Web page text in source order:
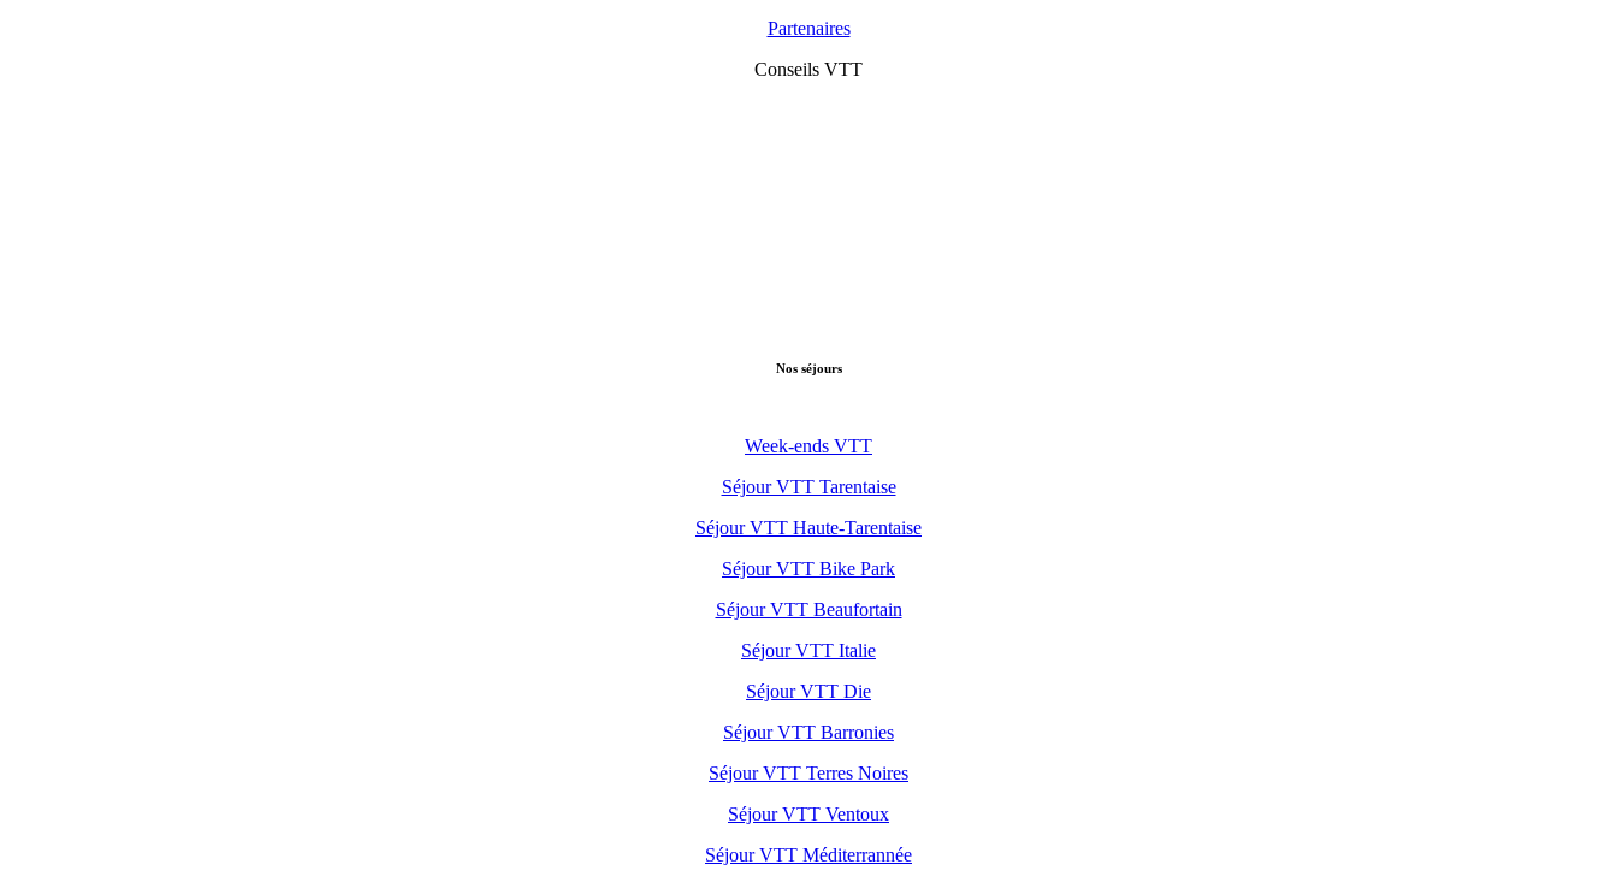
Partenaires
Conseils VTT
Nos séjours
Week-ends VTT
Séjour VTT Tarentaise
Séjour VTT Haute-Tarentaise
Séjour VTT Bike Park
Séjour VTT Beaufortain
Séjour VTT Italie
Séjour VTT Die
Séjour VTT Barronies
Séjour VTT Terres Noires
Séjour VTT Ventoux
Séjour VTT Méditerrannée